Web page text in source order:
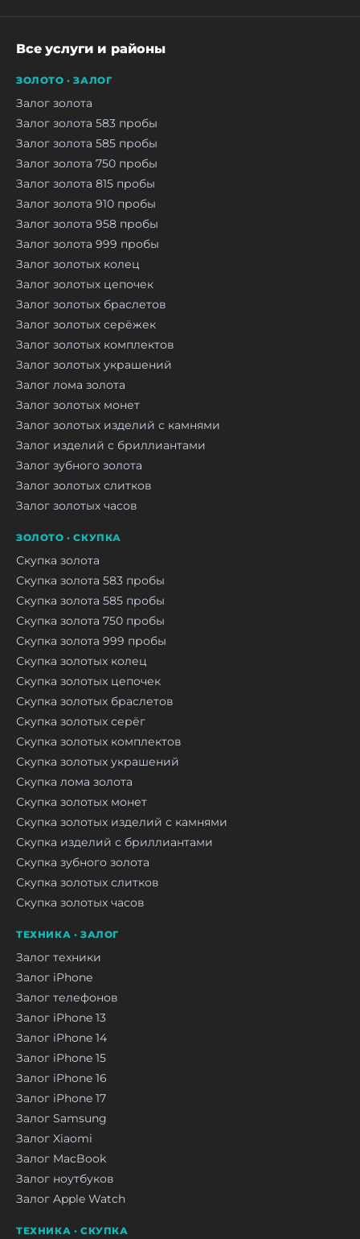
Все услуги и районы
ЗОЛОТО · ЗАЛОГ
Залог золота
Залог золота 583 пробы
Залог золота 585 пробы
Залог золота 750 пробы
Залог золота 815 пробы
Залог золота 910 пробы
Залог золота 958 пробы
Залог золота 999 пробы
Залог золотых колец
Залог золотых цепочек
Залог золотых браслетов
Залог золотых серёжек
Залог золотых комплектов
Залог золотых украшений
Залог лома золота
Залог золотых монет
Залог золотых изделий с камнями
Залог изделий с бриллиантами
Залог зубного золота
Залог золотых слитков
Залог золотых часов
ЗОЛОТО · СКУПКА
Скупка золота
Скупка золота 583 пробы
Скупка золота 585 пробы
Скупка золота 750 пробы
Скупка золота 999 пробы
Скупка золотых колец
Скупка золотых цепочек
Скупка золотых браслетов
Скупка золотых серёг
Скупка золотых комплектов
Скупка золотых украшений
Скупка лома золота
Скупка золотых монет
Скупка золотых изделий с камнями
Скупка изделий с бриллиантами
Скупка зубного золота
Скупка золотых слитков
Скупка золотых часов
ТЕХНИКА · ЗАЛОГ
Залог техники
Залог iPhone
Залог телефонов
Залог iPhone 13
Залог iPhone 14
Залог iPhone 15
Залог iPhone 16
Залог iPhone 17
Залог Samsung
Залог Xiaomi
Залог MacBook
Залог ноутбуков
Залог Apple Watch
ТЕХНИКА · СКУПКА